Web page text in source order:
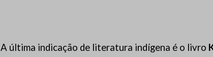
A última indicação de literatura indígena é o livro